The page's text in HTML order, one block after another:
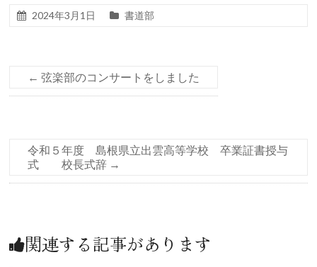
2024年3月1日 書道部
← 弦楽部のコンサートをしました
令和５年度 島根県立出雲高等学校 卒業証書授与
式 校長式辞 →
関連する記事があります